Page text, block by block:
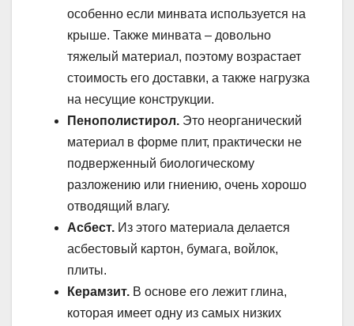
особенно если минвата используется на
крыше. Также минвата – довольно
тяжелый материал, поэтому возрастает
стоимость его доставки, а также нагрузка
на несущие конструкции.
Пенополистирол. Это неорганический
материал в форме плит, практически не
подверженный биологическому
разложению или гниению, очень хорошо
отводящий влагу.
Асбест. Из этого материала делается
асбестовый картон, бумага, войлок,
плиты.
Керамзит. В основе его лежит глина,
которая имеет одну из самых низких